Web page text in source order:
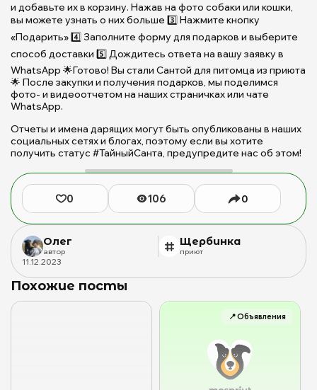
и добавьте их в корзину. Нажав на фото собаки или кошки,
вы можете узнать о них больше 3️⃣ Нажмите кнопку
«Подарить» 4️⃣ Заполните форму для подарков и выберите
способ доставки 5️⃣ Дождитесь ответа на вашу заявку в
WhatsApp 🌟Готово! Вы стали Сантой для питомца из приюта
🌟 После закупки и получения подарков, мы поделимся
фото- и видеоотчетом на наших страничках или чате
WhatsApp.
Отчеты и имена дарящих могут быть опубликованы в наших
социальных сетях и блогах, поэтому если вы хотите
получить статус #ТайныйСанта, предупредите нас об этом!
0 106 0
Олег
автор
Щербинка
приют
11.12.2023
Похожие посты
📍Объявления